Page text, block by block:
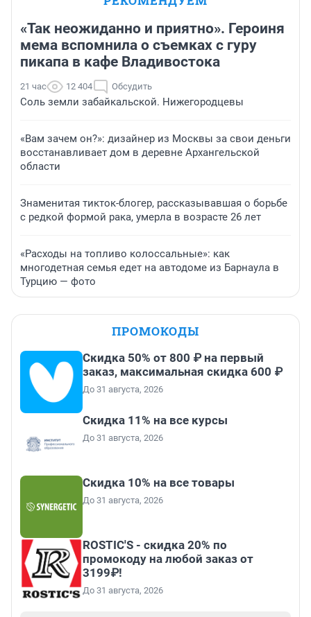
«Так неожиданно и приятно». Героиня
мема вспомнила о съемках с гуру
пикапа в кафе Владивостока
21 час 12 404 Обсудить
Соль земли забайкальской. Нижегородцевы
«Вам зачем он?»: дизайнер из Москвы за свои деньги
восстанавливает дом в деревне Архангельской
области
Знаменитая тикток-блогер, рассказывавшая о борьбе
с редкой формой рака, умерла в возрасте 26 лет
«Расходы на топливо колоссальные»: как
многодетная семья едет на автодоме из Барнаула в
Турцию — фото
ПРОМОКОДЫ
Скидка 50% от 800 ₽ на первый
заказ, максимальная скидка 600 ₽
До 31 августа, 2026
Скидка 11% на все курсы
До 31 августа, 2026
Скидка 10% на все товары
До 31 августа, 2026
ROSTIC'S - скидка 20% по
промокоду на любой заказ от
3199₽!
До 31 августа, 2026